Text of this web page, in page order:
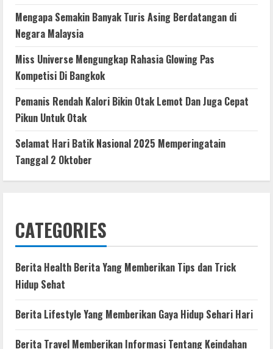
Mengapa Semakin Banyak Turis Asing Berdatangan di
Negara Malaysia
Miss Universe Mengungkap Rahasia Glowing Pas
Kompetisi Di Bangkok
Pemanis Rendah Kalori Bikin Otak Lemot Dan Juga Cepat
Pikun Untuk Otak
Selamat Hari Batik Nasional 2025 Memperingatain
Tanggal 2 Oktober
CATEGORIES
Berita Health Berita Yang Memberikan Tips dan Trick
Hidup Sehat
Berita Lifestyle Yang Memberikan Gaya Hidup Sehari Hari
Berita Travel Memberikan Informasi Tentang Keindahan